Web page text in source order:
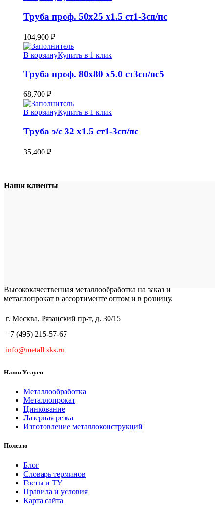
Труба проф. 50х25 х1.5 ст1-3сп/пс
104,900 ₽
В корзинуКупить в 1 клик
Труба проф. 80х80 х5.0 ст3сп/пс5
68,700 ₽
В корзинуКупить в 1 клик
Труба э/c 32 х1.5 ст1-3сп/пс
35,400 ₽
Наши клиенты
Высококачественная металлообработка на заказ и
металлопрокат в ассортименте оптом и в розницу.
г. Москва, Рязанский пр-т, д. 30/15
+7 (495) 215-57-67
info@metall-sks.ru
Наши Услуги
Металлообработка
Металлопрокат
Цинкование
Лазерная резка
Изготовление металлоконструкций
Полезно
Блог
Словарь терминов
Госты и ТУ
Правила и условия
Карта сайта